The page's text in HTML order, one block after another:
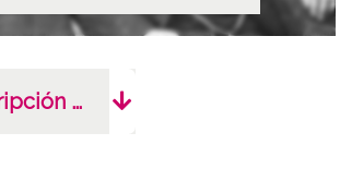
Descripción completa